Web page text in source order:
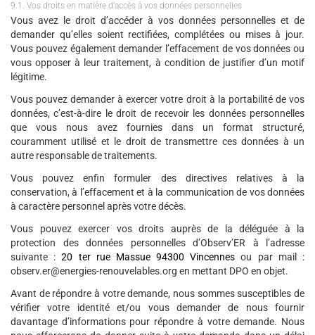
9.1. Vos droits en matière d’accès à vos données personnelles
Vous avez le droit d’accéder à vos données personnelles et de
demander qu’elles soient rectifiées, complétées ou mises à jour.
Vous pouvez également demander l’effacement de vos données ou
vous opposer à leur traitement, à condition de justifier d’un motif
légitime.
Vous pouvez demander à exercer votre droit à la portabilité de vos
données, c’est-à-dire le droit de recevoir les données personnelles
que vous nous avez fournies dans un format structuré,
couramment utilisé et le droit de transmettre ces données à un
autre responsable de traitements.
Vous pouvez enfin formuler des directives relatives à la
conservation, à l’effacement et à la communication de vos données
à caractère personnel après votre décès.
Vous pouvez exercer vos droits auprès de la déléguée à la
protection des données personnelles d’Observ’ER à l’adresse
suivante :20 ter rue Massue94300 Vincennesou par mail :
observ.er@energies-renouvelables.org en mettant DPO en objet.
Avant de répondre à votre demande, nous sommes susceptibles de
vérifier votre identité et/ou vous demander de nous fournir
davantage d’informations pour répondre à votre demande. Nous